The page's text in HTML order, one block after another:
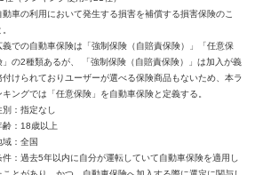
動車の利用において発生する損害を補償する損害保険のこ
義での自動車保険は「強制保険（自賠責保険）」「任意保
」の2種類あるが、 「強制保険（自賠責保険）」は加入が義
付けられておりユーザーが選べる保険商品もないため、本ラ
キングでは「任意保険」を自動車保険と定義する。
別：指定なし
齢：18歳以上
域：全国
件：過去5年以内に自分が運転していて自動車保険を適用し